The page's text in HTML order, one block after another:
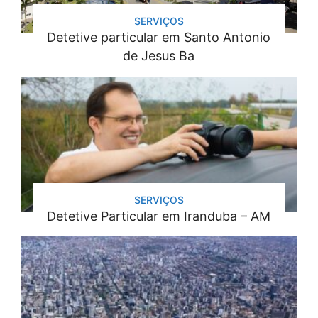
SERVIÇOS
Detetive particular em Santo Antonio
de Jesus Ba
SERVIÇOS
Detetive Particular em Iranduba – AM